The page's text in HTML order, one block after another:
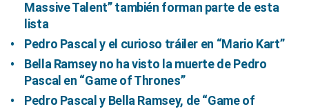
Massive Talent” también forman parte de esta
lista
Pedro Pascal y el curioso tráiler en “Mario Kart”
Bella Ramsey no ha visto la muerte de Pedro
Pascal en “Game of Thrones”
Pedro Pascal y Bella Ramsey, de “Game of